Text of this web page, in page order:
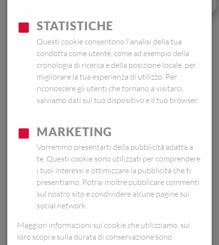
Trova un rivenditore
1,9 L
COLORI:
STATISTICHE
Questi cookie consentono l'analisi della tua
condotta come utente, come ad esempio della
cronologia di ricerca e della posizione locale, per
migliorare la tua esperienza di utilizzo. Per
riconoscere gli utenti che tornano a visitarci,
salviamo dati sul tuo dispositivo e il tuo browser.
MARKETING
Vorremmo presentarti della pubblicità adatta a
te. Questi cookie sono utilizzati per comprendere
i tuoi interessi e ottimizzare la pubblicità che ti
presentiamo. Potrai inoltre pubblicare commenti
sul nostro sito e condividere alcune pagine sui
social network.
Maggiori informazioni sui cookie che utilizziamo, sui
loro scopi e sulla durata di conservazione sono